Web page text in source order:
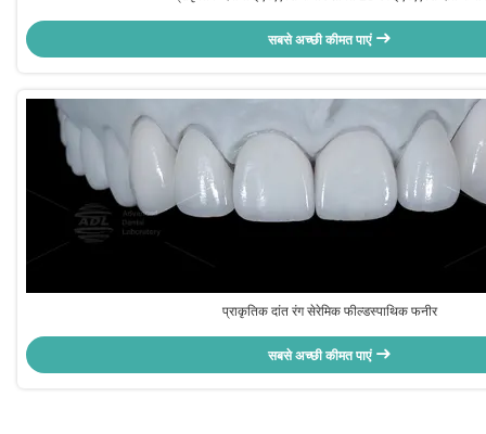
सबसे अच्छी कीमत पाएं
प्राकृतिक दांत रंग सेरेमिक फील्डस्पाथिक फनीर
सबसे अच्छी कीमत पाएं